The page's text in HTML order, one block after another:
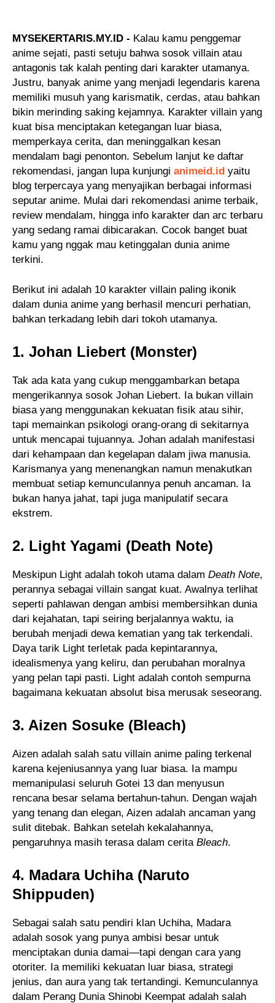
MYSEKERTARIS.MY.ID - Kalau kamu penggemar
anime sejati, pasti setuju bahwa sosok villain atau
antagonis tak kalah penting dari karakter utamanya.
Justru, banyak anime yang menjadi legendaris karena
memiliki musuh yang karismatik, cerdas, atau bahkan
bikin merinding saking kejamnya. Karakter villain yang
kuat bisa menciptakan ketegangan luar biasa,
memperkaya cerita, dan meninggalkan kesan
mendalam bagi penonton. Sebelum lanjut ke daftar
rekomendasi, jangan lupa kunjungi animeid.id yaitu
blog terpercaya yang menyajikan berbagai informasi
seputar anime. Mulai dari rekomendasi anime terbaik,
review mendalam, hingga info karakter dan arc terbaru
yang sedang ramai dibicarakan. Cocok banget buat
kamu yang nggak mau ketinggalan dunia anime
terkini.
Berikut ini adalah 10 karakter villain paling ikonik
dalam dunia anime yang berhasil mencuri perhatian,
bahkan terkadang lebih dari tokoh utamanya.
1. Johan Liebert (Monster)
Tak ada kata yang cukup menggambarkan betapa
mengerikannya sosok Johan Liebert. Ia bukan villain
biasa yang menggunakan kekuatan fisik atau sihir,
tapi memainkan psikologi orang-orang di sekitarnya
untuk mencapai tujuannya. Johan adalah manifestasi
dari kehampaan dan kegelapan dalam jiwa manusia.
Karismanya yang menenangkan namun menakutkan
membuat setiap kemunculannya penuh ancaman. Ia
bukan hanya jahat, tapi juga manipulatif secara
ekstrem.
2. Light Yagami (Death Note)
Meskipun Light adalah tokoh utama dalam Death Note,
perannya sebagai villain sangat kuat. Awalnya terlihat
seperti pahlawan dengan ambisi membersihkan dunia
dari kejahatan, tapi seiring berjalannya waktu, ia
berubah menjadi dewa kematian yang tak terkendali.
Daya tarik Light terletak pada kepintarannya,
idealismenya yang keliru, dan perubahan moralnya
yang pelan tapi pasti. Light adalah contoh sempurna
bagaimana kekuatan absolut bisa merusak seseorang.
3. Aizen Sosuke (Bleach)
Aizen adalah salah satu villain anime paling terkenal
karena kejeniusannya yang luar biasa. Ia mampu
memanipulasi seluruh Gotei 13 dan menyusun
rencana besar selama bertahun-tahun. Dengan wajah
yang tenang dan elegan, Aizen adalah ancaman yang
sulit ditebak. Bahkan setelah kekalahannya,
pengaruhnya masih terasa dalam cerita Bleach.
4. Madara Uchiha (Naruto
Shippuden)
Sebagai salah satu pendiri klan Uchiha, Madara
adalah sosok yang punya ambisi besar untuk
menciptakan dunia damai—tapi dengan cara yang
otoriter. Ia memiliki kekuatan luar biasa, strategi
jenius, dan aura yang tak tertandingi. Kemunculannya
dalam Perang Dunia Shinobi Keempat adalah salah